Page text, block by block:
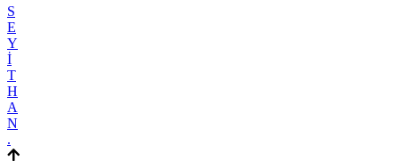
S
E
Y
İ
T
H
A
N
.